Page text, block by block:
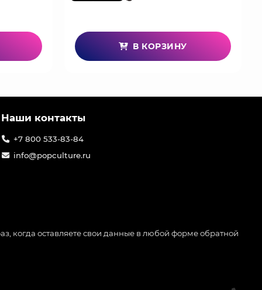
В КОРЗИНУ
Наши контакты
+7 800 533-83-84
info@popculture.ru
когда оставляете свои данные в любой форме обратной